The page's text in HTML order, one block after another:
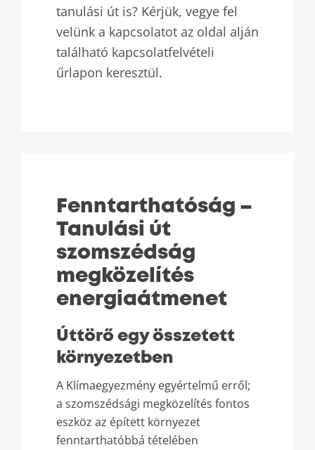
tanulási út is? Kérjük, vegye fel
velünk a kapcsolatot az oldal alján
található kapcsolatfelvételi
űrlapon keresztül.
Fenntarthatóság –
Tanulási út
szomszédság
megközelítés
energiaátmenet
Úttörő egy összetett
környezetben
A Klímaegyezmény egyértelmű erről;
a szomszédsági megközelítés fontos
eszköz az épített környezet
fenntarthatóbbá tételében